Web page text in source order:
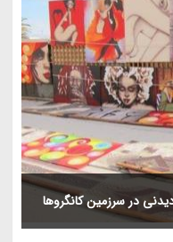
در سرزمین کانگروها